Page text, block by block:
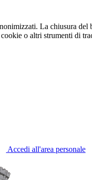
La chiusura
o altri strumenti di
Accedi all'area personale